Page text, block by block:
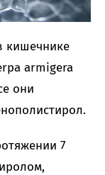
кишечнике
armigera
они
7